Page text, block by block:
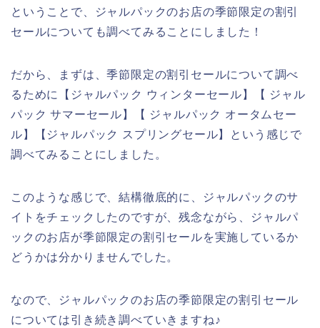
ということで、ジャルパックのお店の季節限定の割引
セールについても調べてみることにしました！
だから、まずは、季節限定の割引セールについて調べ
るために【ジャルパック ウィンターセール】【 ジャル
パック サマーセール】【 ジャルパック オータムセー
ル】【ジャルパック スプリングセール】という感じで
調べてみることにしました。
このような感じで、結構徹底的に、ジャルパックのサ
イトをチェックしたのですが、残念ながら、ジャルパ
ックのお店が季節限定の割引セールを実施しているか
どうかは分かりませんでした。
なので、ジャルパックのお店の季節限定の割引セール
については引き続き調べていきますね♪